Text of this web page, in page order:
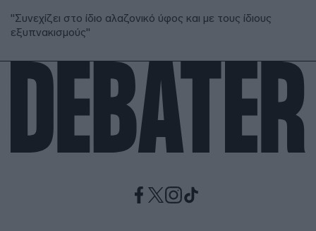
"Συνεχίζει στο ίδιο αλαζονικό ύφος και με τους ίδιους
εξυπνακισμούς"